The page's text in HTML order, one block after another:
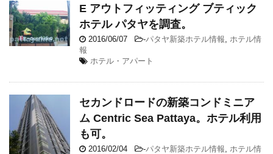
E アウトフィッティング ブティック
ホテル パタヤを調査。
2016/06/07 -パタヤ新築ホテル情報
ホテル情
報
ホテル・アパート
セカンドロードの新築コンドミニア
ム Centric Sea Pattaya。ホテル利用
も可。
2016/02/04 -パタヤ新築ホテル情報
ホテル情